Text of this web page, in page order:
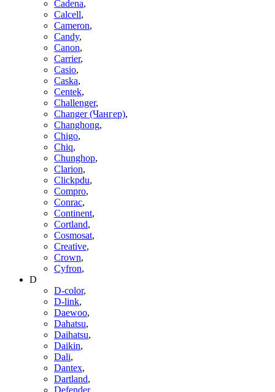
Cadena,
Calcell,
Cameron,
Candy,
Canon,
Carrier,
Casio,
Caska,
Centek,
Challenger,
Changer (Чангер),
Changhong,
Chigo,
Chiq,
Chunghop,
Clarion,
Clickpdu,
Compro,
Conrac,
Continent,
Cortland,
Cosmosat,
Creative,
Crown,
Cyfron,
D
D-color,
D-link,
Daewoo,
Dahatsu,
Daihatsu,
Daikin,
Dali,
Dantex,
Dartland,
Defender,